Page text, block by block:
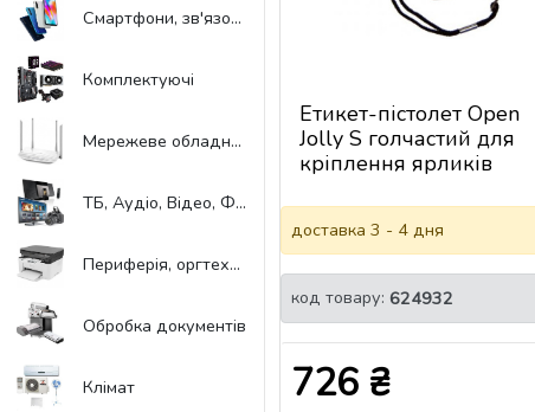
Смартфони, зв'язок, навігація
Комплектуючі
Мережеве обладнання
ТБ, Аудіо, Відео, Фото
Периферія, оргтехніка
Обробка документів
Клімат
Етикет-пістолет Open
Jolly S голчастий для
кріплення ярликів
доставка 3 - 4 дня
код товару: 624932
726 ₴